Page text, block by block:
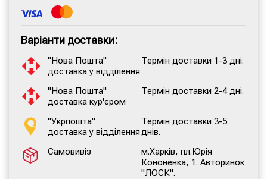
Варіанти доставки:
"Нова Пошта"
доставка у відділення
Термін доставки 1-3 дні.
"Нова Пошта"
доставка кур'єром
Термін доставки 2-4 дні.
"Укрпошта"
доставка у відділення
Термін доставки 3-5
днів.
Самовивіз
м.Харків, пл.Юрія
Кононенка, 1. Авторинок
"ЛОСК".